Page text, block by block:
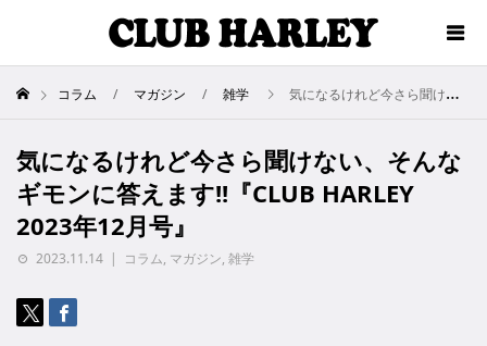
コラム マガジン 雑学 気になるけれど今さら聞けない、そんなギモンに答えます!!『CLUB HARLEY 2023年12月号』
気になるけれど今さら聞けない、そんな
ギモンに答えます!!『CLUB HARLEY
2023年12月号』
2023.11.14 コラム, マガジン, 雑学